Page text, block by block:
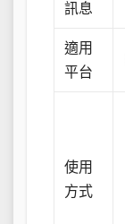
訊息
適用
平台
使用
方式